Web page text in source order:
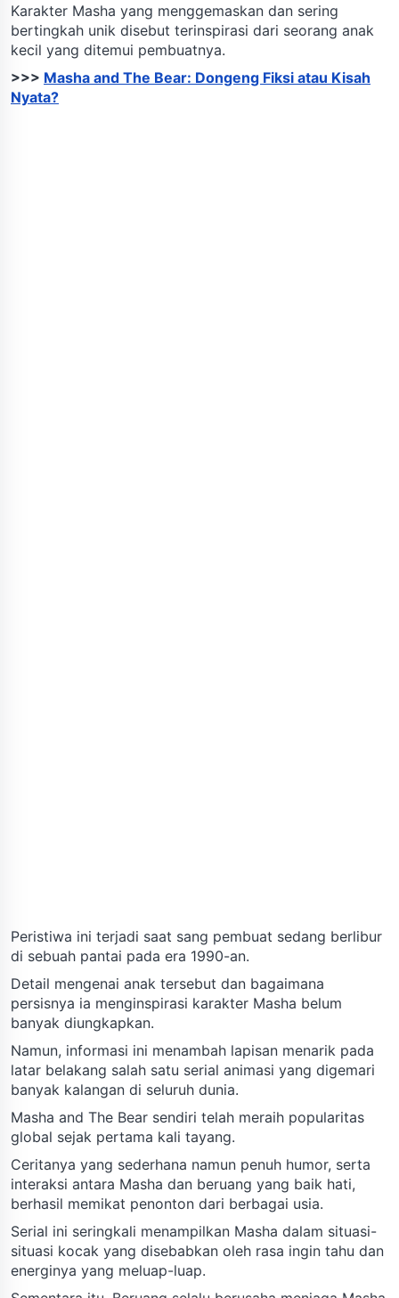
Karakter Masha yang menggemaskan dan sering
bertingkah unik disebut terinspirasi dari seorang anak
kecil yang ditemui pembuatnya.
>>> Masha and The Bear: Dongeng Fiksi atau Kisah
Nyata?
Peristiwa ini terjadi saat sang pembuat sedang berlibur
di sebuah pantai pada era 1990-an.
Detail mengenai anak tersebut dan bagaimana
persisnya ia menginspirasi karakter Masha belum
banyak diungkapkan.
Namun, informasi ini menambah lapisan menarik pada
latar belakang salah satu serial animasi yang digemari
banyak kalangan di seluruh dunia.
Masha and The Bear sendiri telah meraih popularitas
global sejak pertama kali tayang.
Ceritanya yang sederhana namun penuh humor, serta
interaksi antara Masha dan beruang yang baik hati,
berhasil memikat penonton dari berbagai usia.
Serial ini seringkali menampilkan Masha dalam situasi-
situasi kocak yang disebabkan oleh rasa ingin tahu dan
energinya yang meluap-luap.